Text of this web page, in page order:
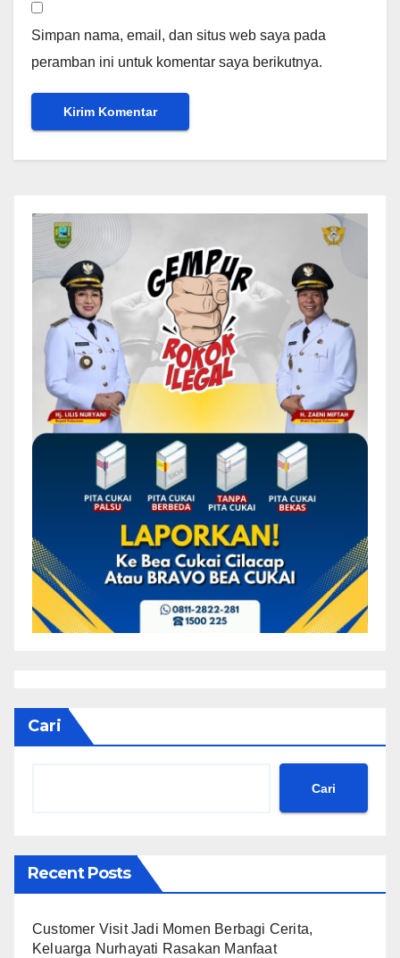
Simpan nama, email, dan situs web saya pada
peramban ini untuk komentar saya berikutnya.
Cari
Cari
Recent Posts
Customer Visit Jadi Momen Berbagi Cerita,
Keluarga Nurhayati Rasakan Manfaat